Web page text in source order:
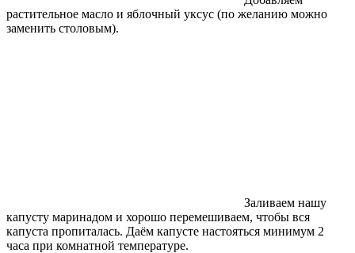
растительное масло и яблочный уксус (по желанию можно
заменить столовым).
Заливаем нашу
капусту маринадом и хорошо перемешиваем, чтобы вся
капуста пропиталась. Даём капусте настояться минимум 2
часа при комнатной температуре.